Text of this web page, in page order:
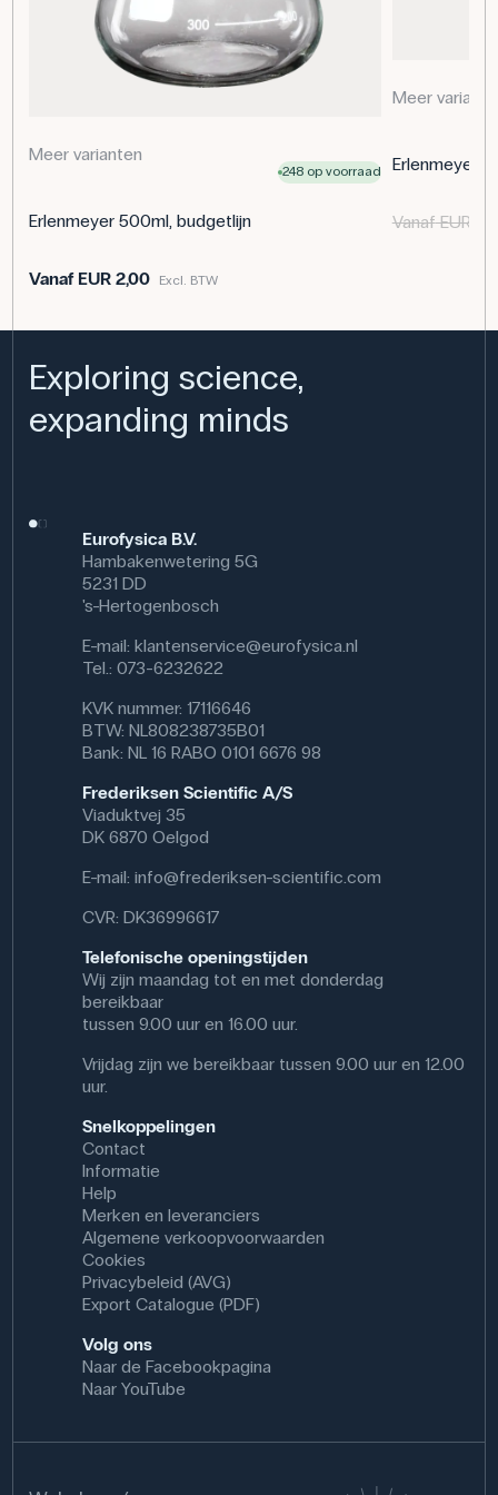
Merk: LabField
Afmetingen: (L x W x H) 43.5 cm x 33 cm x 14 cm
Meer varianten
248 op voorraad
Erlenmeyer 500ml, budgetlijn
VanafEUR 2,00 Excl. BTW
Meer
Erlenmeyer
VanafEUR
Exploring science,
expanding minds
Eurofysica B.V.
Hambakenwetering 5G
5231 DD
's-Hertogenbosch
E-mail:klantenservice@eurofysica.nl
Tel.: 073-6232622
KVK nummer: 17116646
BTW: NL808238735B01
Bank: NL 16 RABO 0101 6676 98
Frederiksen Scientific A/S
Viaduktvej 35
DK 6870 Oelgod
E-mail:info@frederiksen-scientific.com
CVR: DK36996617
Telefonische openingstijden
Wij zijn maandag tot en met donderdag
bereikbaar
tussen 9.00 uur en 16.00 uur.
Vrijdag zijn we bereikbaar tussen 9.00 uur en 12.00
uur.
Snelkoppelingen
Contact
Informatie
Help
Merken en leveranciers
Algemene verkoopvoorwaarden
Cookies
Privacybeleid (AVG)
Export Catalogue (PDF)
Volg ons
Naar de Facebookpagina
Naar YouTube